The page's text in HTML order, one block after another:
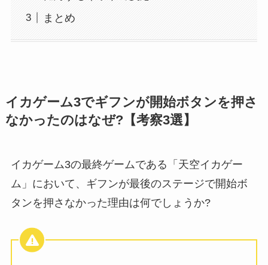
まとめ
イカゲーム3でギフンが開始ボタンを押さ
なかったのはなぜ?【考察3選】
イカゲーム3の最終ゲームである「天空イカゲー
ム」において、ギフンが最後のステージで開始ボ
タンを押さなかった理由は何でしょうか?